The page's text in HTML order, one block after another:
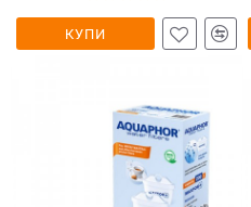
КУПИ